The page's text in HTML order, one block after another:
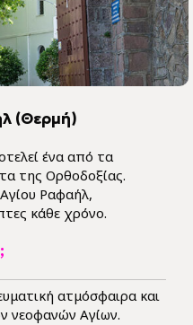
(Θερμή)
ένα από τα
της Ορθοδοξίας.
Ραφαήλ,
κάθε χρόνο.
ατμόσφαιρα και
νεοφανών Αγίων.